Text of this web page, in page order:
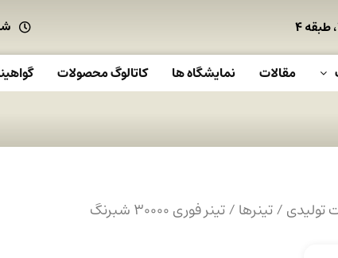
مقالات نمایشگاه ها کاتالوگ محصولات
تولیدی/تینرها/ تینر فوری ۳۰۰۰۰ شبرنگ